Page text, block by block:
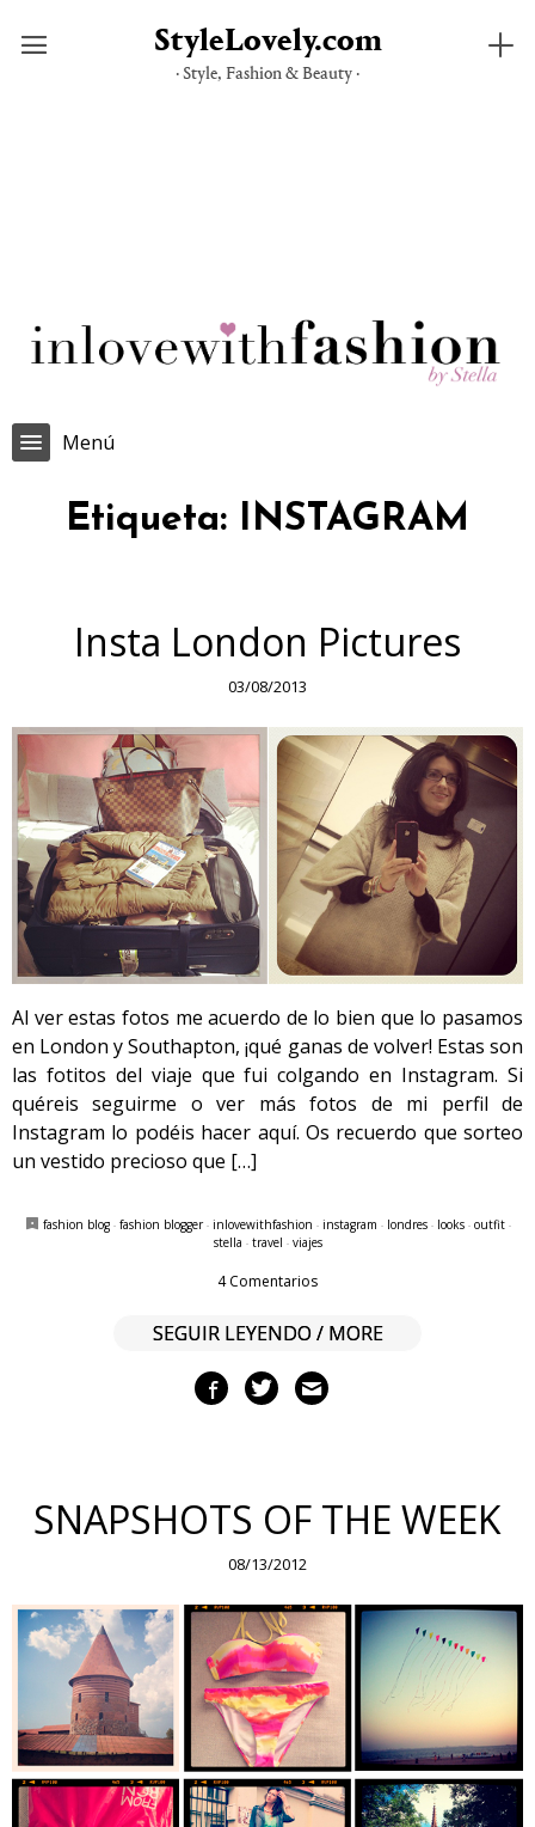
StyleLovely.com
· Style, Fashion & Beauty ·
Menú
Etiqueta: INSTAGRAM
Insta London Pictures
03/08/2013
Al ver estas fotos me acuerdo de lo bien que lo pasamos
en London y Southapton, ¡qué ganas de volver! Estas son
las fotitos del viaje que fui colgando en Instagram. Si
quéreis seguirme o ver más fotos de mi perfil de
Instagram lo podéis hacer aquí. Os recuerdo que sorteo
un vestido precioso que […]
fashion blog· fashion blogger· inlovewithfashion · instagram · londres· looks· outfit·
stella · travel · viajes
4 Comentarios
SEGUIR LEYENDO / MORE
SNAPSHOTS OF THE WEEK
08/13/2012